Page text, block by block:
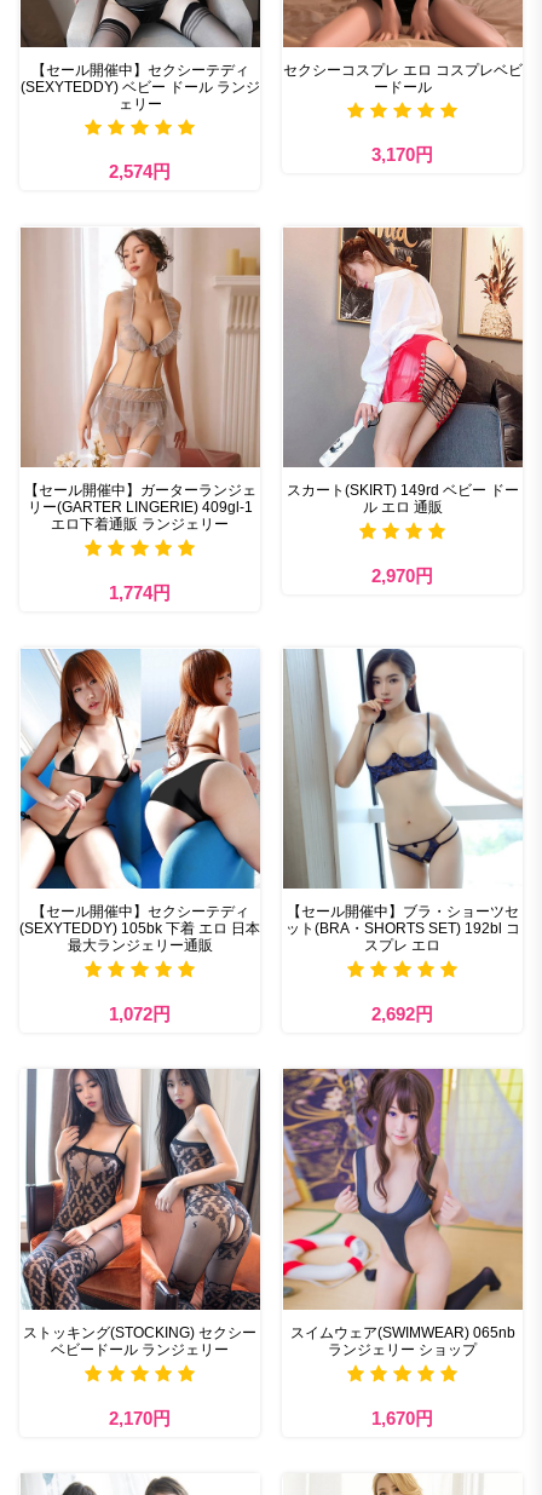
【セール開催中】セクシーテディ
(SEXYTEDDY) ベビー ドール ランジ
ェリー
2,574円
セクシーコスプレ エロ コスプレベビ
ードール
3,170円
【セール開催中】ガーターランジェ
リー(GARTER LINGERIE) 409gl-1
エロ下着通販 ランジェリー
1,774円
スカート(SKIRT) 149rd ベビー ドー
ル エロ 通販
2,970円
【セール開催中】セクシーテディ
(SEXYTEDDY) 105bk 下着 エロ 日本
最大ランジェリー通販
1,072円
【セール開催中】ブラ・ショーツセ
ット(BRA・SHORTS SET) 192bl コ
スプレ エロ
2,692円
ストッキング(STOCKING) セクシー
ベビードール ランジェリー
2,170円
スイムウェア(SWIMWEAR) 065nb
ランジェリー ショップ
1,670円